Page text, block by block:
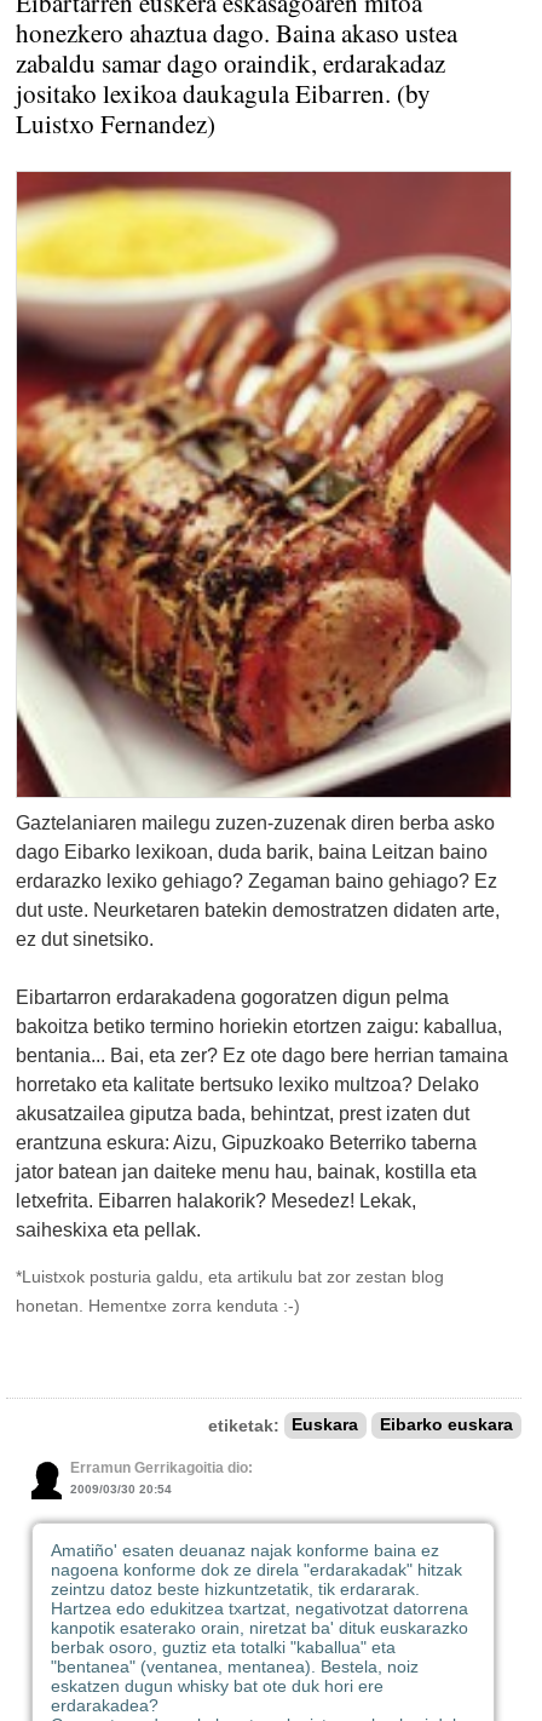
honezkero ahaztua dago. Baina akaso ustea
zabaldu samar dago oraindik, erdarakadaz
jositako lexikoa daukagula Eibarren. (by
Luistxo Fernandez)
Gaztelaniaren mailegu zuzen-zuzenak diren berba asko
dago Eibarko lexikoan, duda barik, baina Leitzan baino
erdarazko lexiko gehiago? Zegaman baino gehiago? Ez
dut uste. Neurketaren batekin demostratzen didaten arte,
ez dut sinetsiko.
Eibartarron erdarakadena gogoratzen digun pelma
bakoitza betiko termino horiekin etortzen zaigu: kaballua,
bentania... Bai, eta zer? Ez ote dago bere herrian tamaina
horretako eta kalitate bertsuko lexiko multzoa? Delako
akusatzailea giputza bada, behintzat, prest izaten dut
erantzuna eskura: Aizu, Gipuzkoako Beterriko taberna
jator batean jan daiteke menu hau, bainak, kostilla eta
letxefrita. Eibarren halakorik? Mesedez! Lekak,
saiheskixa eta pellak.
*Luistxok posturia galdu, eta artikulu bat zor zestan blog
honetan. Hementxe zorra kenduta :-)
etiketak: Euskara Eibarko euskara
Erramun Gerrikagoitia dio:
2009/03/30 20:54
Amatiño' esaten deuanaz najak konforme baina ez
nagoena konforme dok ze direla "erdarakadak" hitzak
zeintzu datoz beste hizkuntzetatik, tik erdararak.
Hartzea edo edukitzea txartzat, negativotzat datorrena
kanpotik esaterako orain, niretzat ba' dituk euskarazko
berbak osoro, guztiz eta totalki "kaballua" eta
"bentanea" (ventanea, mentanea). Bestela, noiz
eskatzen dugun whisky bat ote duk hori ere
erdarakadea?